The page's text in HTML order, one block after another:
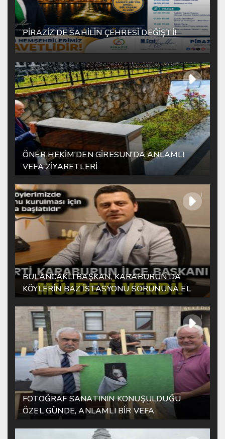
PİRAZİZ’DE SAHİLİN ÇEHRESİ DEĞİŞTİ!
ÖNER HEKİM’DEN GİRESUN’DA ANLAMLI
VEFA ZİYARETLERİ
BULANCAKLI BAŞKAN, KARABURUN’DA
KÖYLERİN BAZ İSTASYONU SORUNUNA EL
ATTI!
FOTOĞRAF SANATININ KONUŞULDUĞU
ÖZEL GÜNDE, ANLAMLI BİR VEFA